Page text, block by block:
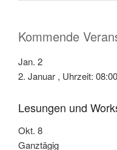
Kommende
Jan. 2
2. Januar , Uhrzeit: 08:00
Lesungen und
Okt. 8
Ganztägig